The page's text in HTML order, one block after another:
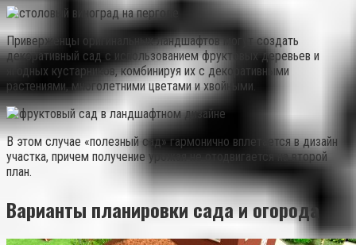
Приверженцы оригинальных ландшафтов могут создать
декоративный сад с использованием фруктовых деревьев и
ягодных кустарников, комбинируя их с декоративными
растениями, многолетними цветами и хвойными.
В этом случае «полезный сад» гармонично вплетается в дизайн
участка, причем получение урожая не отодвигается на второй
план.
Варианты планировки сада и огорода